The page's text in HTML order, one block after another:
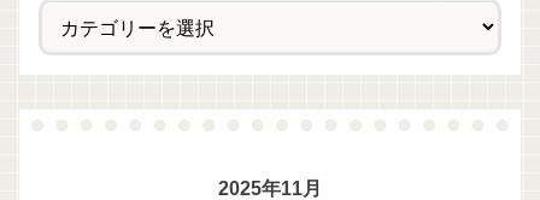
2025年11月